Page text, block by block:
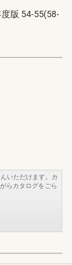
版 54-55(58-
いただけます。カ
らカタログをごら